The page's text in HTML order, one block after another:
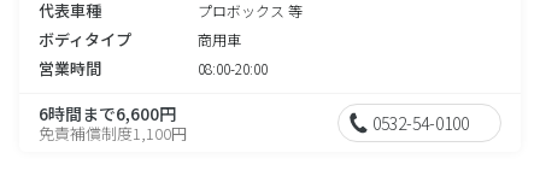
代表車種 プロボックス 等
ボディタイプ 商用車
営業時間 08:00-20:00
6時間まで6,600円
免責補償制度1,100円 0532-54-0100